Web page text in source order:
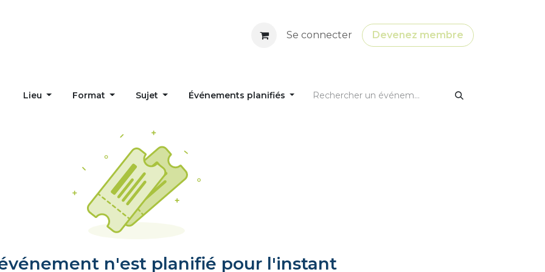
Se connecter Devenez membre
Lieu Format Sujet Événements planifiés
n'est planifié pour l'instant